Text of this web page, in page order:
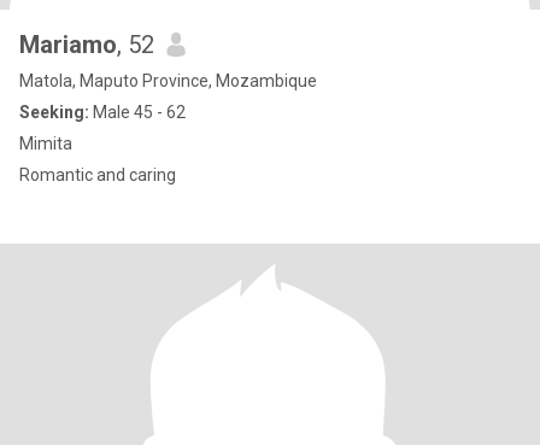
Mariamo, 52
Matola, Maputo Province, Mozambique
Seeking: Male 45 - 62
Mimita
Romantic and caring